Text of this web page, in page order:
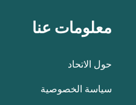
معلومات عنا
حول الاتحاد
سياسة الخصوصية